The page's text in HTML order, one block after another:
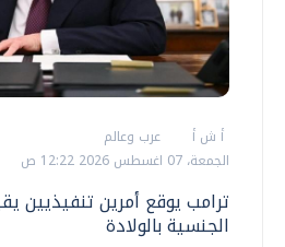
أ ش أ
عرب وعالم
الجمعة، 07 اغسطس 2026 12:22 ص
ترامب يوقع أمرين تنفيذيين
الجنسية بالولادة